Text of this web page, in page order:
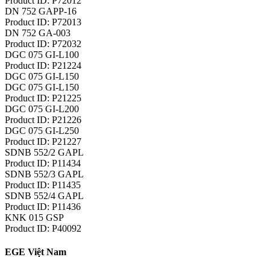
DN 752 GAPP-16
Product ID: P72013
DN 752 GA-003
Product ID: P72032
DGC 075 GI-L100
Product ID: P21224
DGC 075 GI-L150
DGC 075 GI-L150
Product ID: P21225
DGC 075 GI-L200
Product ID: P21226
DGC 075 GI-L250
Product ID: P21227
SDNB 552/2 GAPL
Product ID: P11434
SDNB 552/3 GAPL
Product ID: P11435
SDNB 552/4 GAPL
Product ID: P11436
KNK 015 GSP
Product ID: P40092
EGE Việt Nam